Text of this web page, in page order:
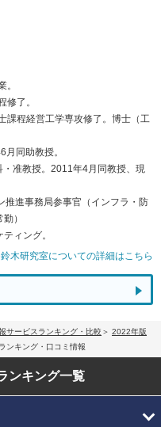
。
修了。
課程経営工学専攻修了。博士（工
同助教授。
准教授。2011年4月同教授、現
推進事務局参事官（インフラ・防
）
ィング。
木研究室についての詳細はこちら
サービスランキング・比較
2022年版
ンキング・口コミ情報
ンキング一覧